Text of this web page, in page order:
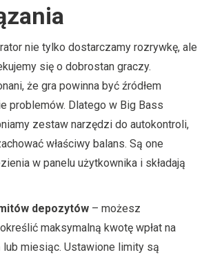
nie tylko dostarczamy rozrywkę, ale
się o dobrostan graczy.
że gra powinna być źródłem
problemów. Dlatego w Big Bass
zestaw narzędzi do autokontroli,
właściwy balans. Są one
w panelu użytkownika i składają
depozytów – możesz
maksymalną kwotę wpłat na
miesiąc. Ustawione limity są